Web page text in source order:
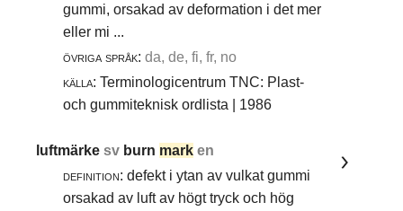
gummi, orsakad av deformation i det mer
eller mi ...
övriga språk: da, de, fi, fr, no
källa: Terminologicentrum TNC: Plast-
och gummiteknisk ordlista | 1986
luftmärkesv burn mark en
definition: defekt i ytan av vulkat gummi
orsakad av luft av högt tryck och hög